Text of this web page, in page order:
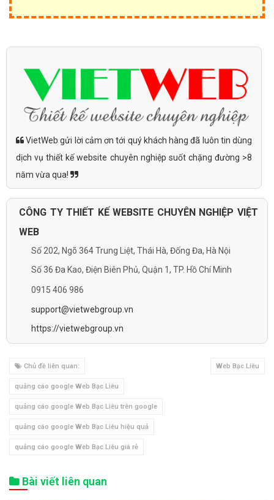
VietWeb gửi lời cảm ơn tới quý khách hàng đã luôn tin dùng
dịch vụ thiết kế website chuyên nghiệp suốt chặng đường >8
năm vừa qua!
CÔNG TY THIẾT KẾ WEBSITE CHUYÊN NGHIỆP VIỆT
WEB
Số 202, Ngõ 364 Trung Liệt, Thái Hà, Đống Đa, Hà Nội
Số 36 Đa Kao, Điện Biên Phủ, Quận 1, TP. Hồ Chí Minh
0915 406 986
support@vietwebgroup.vn
https://vietwebgroup.vn
Chủ đề liên quan: Web Bạc Liêu
quảng cáo google Web Bạc Liêu
quảng cáo google Web Bạc Liêu trên google
quảng cáo google Web Bạc Liêu hiệu quả
quảng cáo google Web Bạc Liêu giá rẻ
Bài viết liên quan